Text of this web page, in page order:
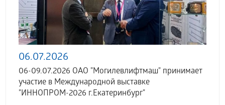
06.07.2026
06-09.07.2026 ОАО "Могилевлифтмаш" принимает
участие в Международной выставке
"ИННОПРОМ-2026 г.Екатеринбург"